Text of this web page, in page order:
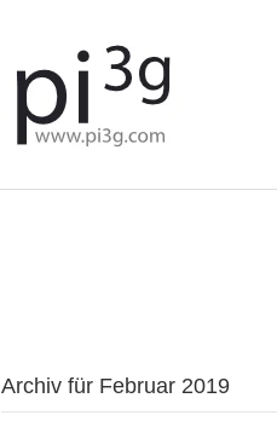
We've detected
language. Do you
Archiv für Februar 2019